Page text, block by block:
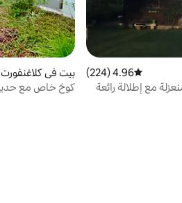
متوسط التقييم 4.96 من 5، 224 مراجعات
4.96 (224)
مع إطلالة رائعة
بيت في
كوخ خاص مع